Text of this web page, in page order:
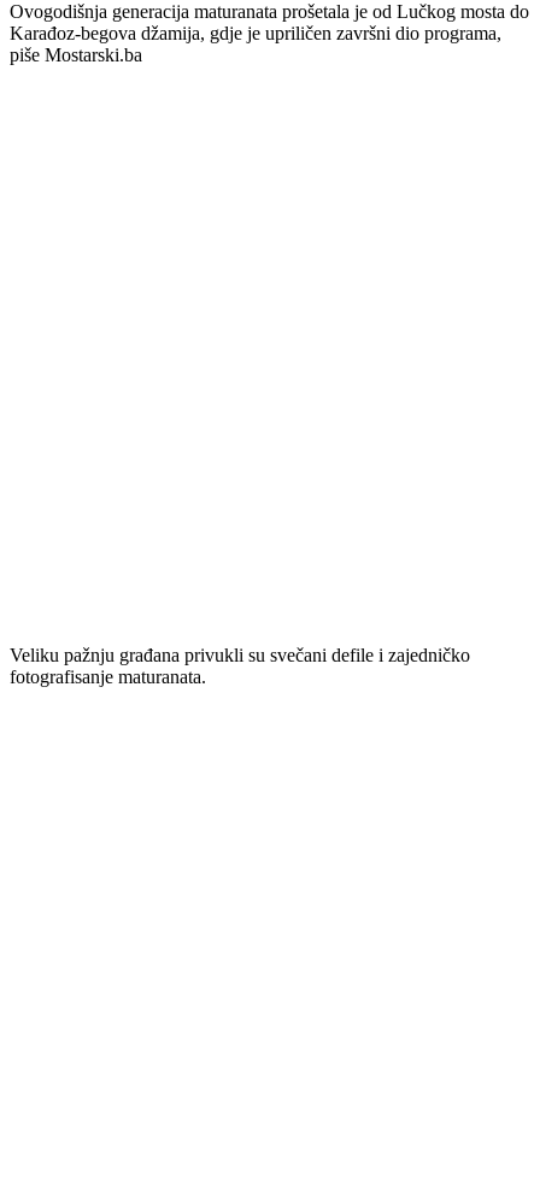
Ovogodišnja generacija maturanata prošetala je od Lučkog mosta do
Karađoz-begova džamija, gdje je upriličen završni dio programa,
piše Mostarski.ba
Veliku pažnju građana privukli su svečani defile i zajedničko
fotografisanje maturanata.